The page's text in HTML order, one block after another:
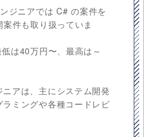
ジニアでは C# の案件を
件も取り扱っていま
は40万円〜、最高は～
アは、主にシステム開発
ミングや各種コードレビ